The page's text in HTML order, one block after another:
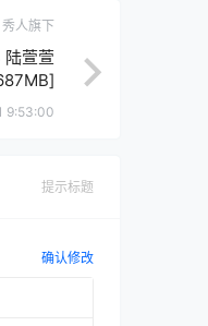
秀人旗下
萱萱
9:53:00
提示标题
确认修改